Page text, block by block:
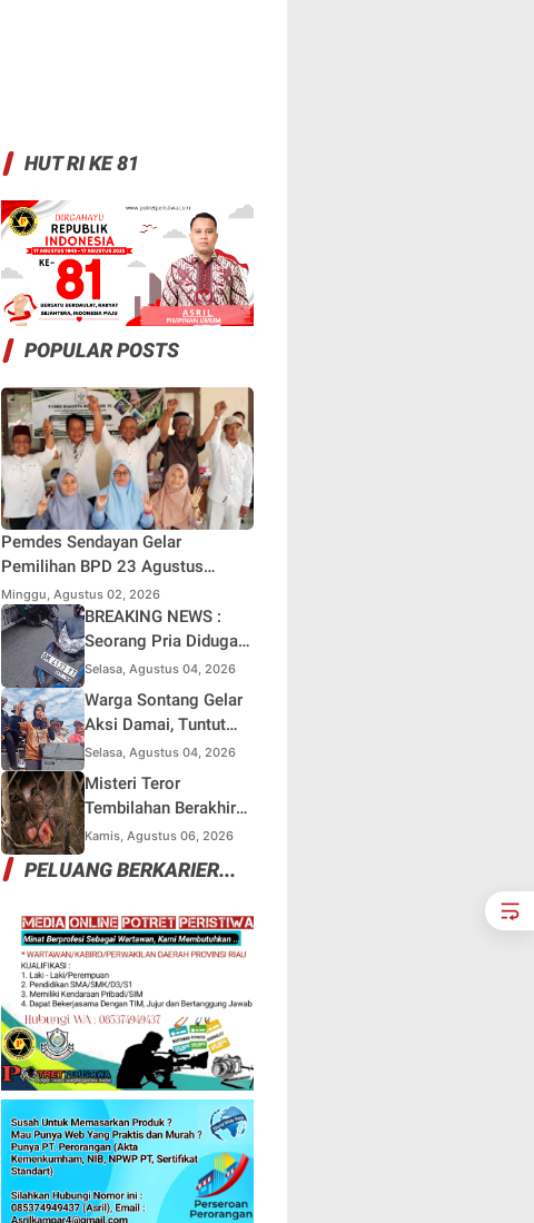
HUT RI KE 81
POPULAR POSTS
Pemdes Sendayan Gelar
Pemilihan BPD 23 Agustus
Mendatang, Warga Berharap
Fungsi Pengawasan Berjalan
Maksimal
Minggu, Agustus 02, 2026
BREAKING NEWS :
Seorang Pria Diduga
Terjun dari Jembatan
Rantau Berangin Kuok,
Sepeda Motor
Ditinggal di Lokasi
Selasa, Agustus 04, 2026
Warga Sontang Gelar
Aksi Damai, Tuntut
Pemprov Riau Segera
Benahi Jalan Sontang-
Duri
Selasa, Agustus 04, 2026
Misteri Teror
Tembilahan Berakhir
di Perangkap Besi,
Pemangsa Lain yang
Kamis, Agustus 06, 2026
PELUANG BERKARIER...